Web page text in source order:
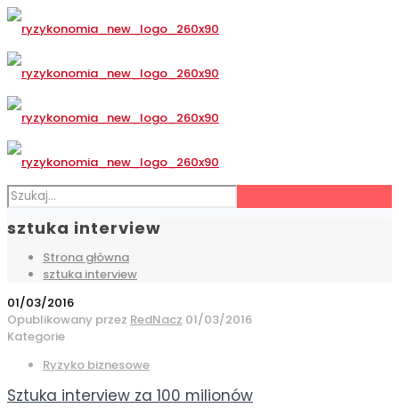
sztuka interview
Strona główna
sztuka interview
01/03/2016
Opublikowany przez RedNacz 01/03/2016
Kategorie
Ryzyko biznesowe
Sztuka interview za 100 milionów